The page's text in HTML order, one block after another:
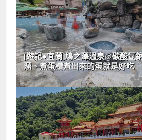
[遊記●宜蘭]鳩之澤溫泉@碳酸氫
溜、煮蛋槽煮出來的蛋就是好吃